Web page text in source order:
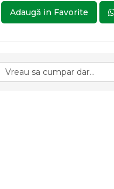
Adaugă in Favorite